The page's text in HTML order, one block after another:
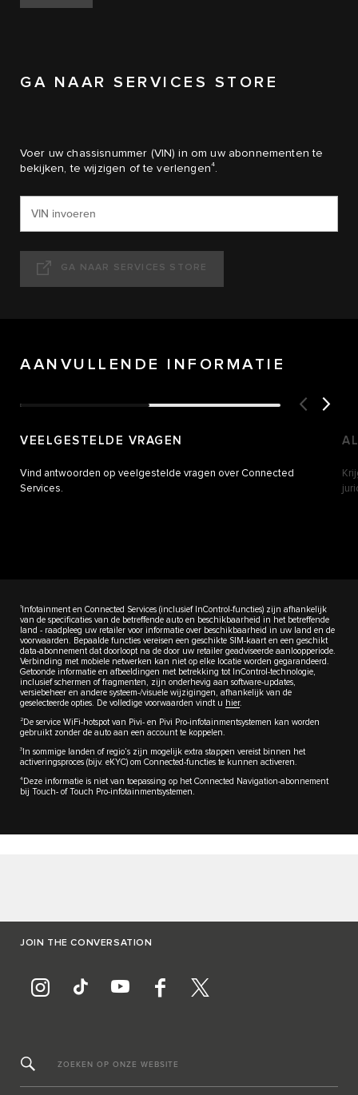
GA NAAR SERVICES STORE
Voer uw chassisnummer (VIN) in om uw abonnementen te
bekijken, te wijzigen of te verlengen4
GA NAAR SERVICES STORE
AANVULLENDE INFORMATIE
VEELGESTELDE VRAGEN
Vind antwoorden op veelgestelde vragen over Connected
Services.
1
Infotainment en Connected Services (inclusief InControl-functies) zijn afhankelijk
van de specificaties van de betreffende auto en beschikbaarheid in het betreffende
land - raadpleeg uw retailer voor informatie over beschikbaarheid in uw land en de
voorwaarden. Bepaalde functies vereisen een geschikte SIM-kaart en een geschikt
data-abonnement dat doorloopt na de door uw retailer geadviseerde aanloopperiode.
Verbinding met mobiele netwerken kan niet op elke locatie worden gegarandeerd.
Getoonde informatie en afbeeldingen met betrekking tot InControl-technologie,
inclusief schermen of fragmenten, zijn onderhevig aan software-updates,
versiebeheer en andere systeem-/visuele wijzigingen, afhankelijk van de
geselecteerde opties. De volledige voorwaarden vindt u hier.
2 De service WiFi-hotspot van Pivi- en Pivi Pro-infotainmentsystemen kan worden
gebruikt zonder de auto aan een account te koppelen.
3
In sommige landen of regio’s zijn mogelijk extra stappen vereist binnen het
activeringsproces (bijv. eKYC) om Connected-functies te kunnen activeren.
4 Deze informatie is niet van toepassing op het Connected Navigation-abonnement
bij Touch- of Touch Pro-infotainmentsystemen.
JOIN THE CONVERSATION
ZOEKEN OP ONZE WEBSITE